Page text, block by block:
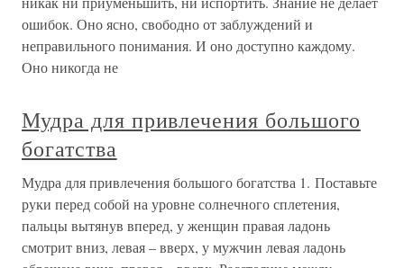
ошибок. Оно ясно, свободно от заблуждений и
неправильного понимания. И оно доступно каждому.
Оно никогда не
Мудра для привлечения большого
богатства
Мудра для привлечения большого богатства 1. Поставьте
руки перед собой на уровне солнечного сплетения,
пальцы вытянув вперед, у женщин правая ладонь
смотрит вниз, левая – вверх, у мужчин левая ладонь